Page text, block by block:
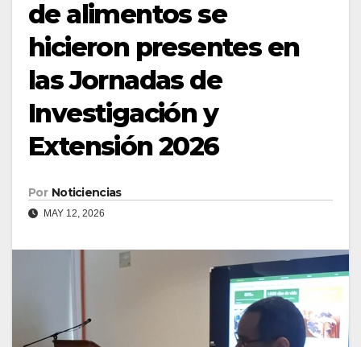
de alimentos se
hicieron presentes en
las Jornadas de
Investigación y
Extensión 2026
Por Noticiencias
MAY 12, 2026